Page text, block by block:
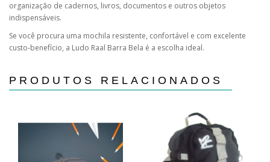
organização de cadernos, livros, documentos e outros objetos
indispensáveis.
Se você procura uma mochila resistente, confortável e com excelente
custo-benefício, a Ludo Raal Barra Bela é a escolha ideal.
PRODUTOS RELACIONADOS